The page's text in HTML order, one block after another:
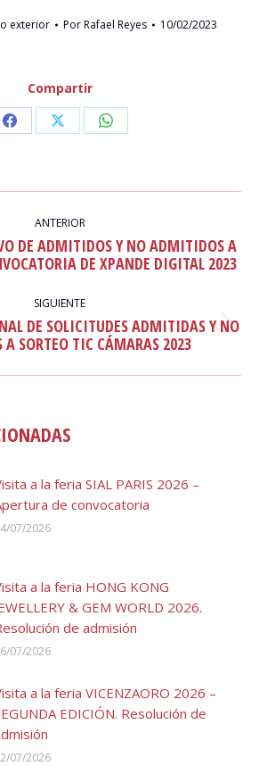
exterior PorRafael Reyes 10/02/2023
Compartir
Share Share Share
ANTERIOR
Publicación
anterior:
DE ADMITIDOS Y NO ADMITIDOS A
DE XPANDE DIGITAL 2023
SIGUIENTE
Publicación
siguiente:
DE SOLICITUDES ADMITIDAS Y NO
SORTEO TIC CÁMARAS 2023
a la feria SIAL PARIS 2026 –
de convocatoria
07/2026
a la feria HONG KONG
& GEM WORLD 2026.
de admisión
07/2026
a la feria VICENZAORO 2026 –
EDICIÓN. Resolución de
07/2026